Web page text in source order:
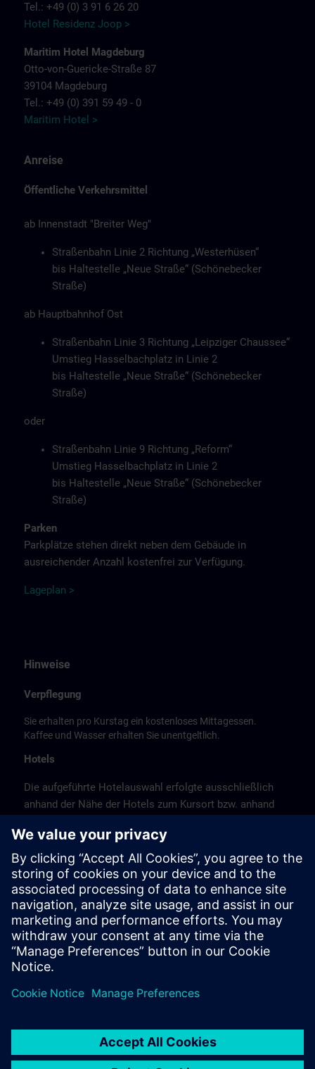
Tel.: +49 (0) 3 91 6 26 20
Hotel Residenz Joop >
Maritim Hotel Magdeburg
Otto-von-Guericke-Straße 87
39104 Magdeburg
Tel.: +49 (0) 391 59 49 - 0
Maritim Hotel >
Anreise
Öffentliche Verkehrsmittel
ab Innenstadt "Breiter Weg"
Straßenbahn Linie 2 Richtung „Westerhüsen“
bis Haltestelle „Neue Straße“ (Schönebecker
Straße)
ab Hauptbahnhof Ost
Straßenbahn Linie 3 Richtung „Leipziger Chaussee“
Umstieg Hasselbachplatz in Linie 2
bis Haltestelle „Neue Straße“ (Schönebecker
Straße)
oder
Straßenbahn Linie 9 Richtung „Reform“
Umstieg Hasselbachplatz in Linie 2
bis Haltestelle „Neue Straße“ (Schönebecker
Straße)
Parken
Parkplätze stehen direkt neben dem Gebäude in
ausreichender Anzahl kostenfrei zur Verfügung.
Lagep lan >
Hinweise
Verpflegung
Sie erhalten pro Kurstag ein kostenloses Mittagessen.
Kaffee und Wasser erhalten Sie unentgeltlich.
Hotels
Die aufgeführte Hotelauswahl erfolgte ausschließlich
anhand der Nähe der Hotels zum Kursort bzw. anhand
Veranstaltungsort.
Es handelt sich hierbei nicht um Siemens-
Vertragshotels, daher können wir für die Qualität der
Hotels keine Gewähr übernehmen.
Stornierung
Bitte stornieren Sie schriftlich.